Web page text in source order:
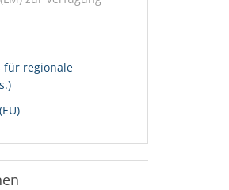
für regionale